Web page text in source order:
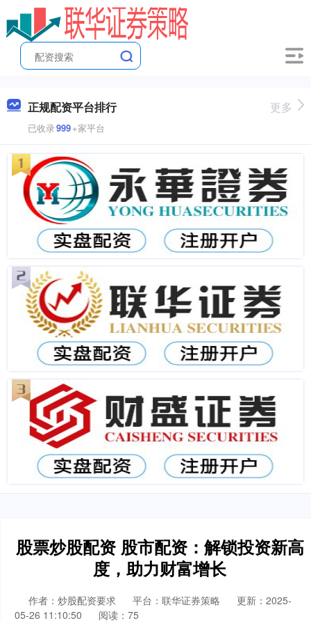
正规配资平台排行
已收录999+家平台
更多
股票炒股配资 股市配资：解锁投资新高
度，助力财富增长
作者：炒股配资要求 平台：联华证券策略
更新：2025-
05-26 11:10:50
阅读：75